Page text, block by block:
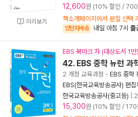
미리보기
12,600원 (10% 할인 /
책소개페이지에서 분철 선택
양탄자배송 내일 아침 7시 출
EBS 북마크 자 (대상도서 1만
42. EBS 중학 뉴런
2 개정 교육과정 - EBS 중학
EBS(한국교육방송공사) 편집
한국교육방송공사(중고등)
15,300원 (10% 할인 / 170